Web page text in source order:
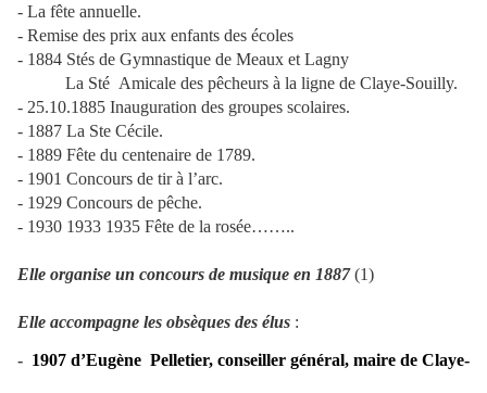
- La fête annuelle.
- Remise des prix aux enfants des écoles
- 1884 Stés de Gymnastique de Meaux et Lagny
La Sté Amicale des pêcheurs à la ligne de Claye-Souilly.
- 25.10.1885 Inauguration des groupes scolaires.
- 1887 La Ste Cécile.
- 1889 Fête du centenaire de 1789.
- 1901 Concours de tir à l’arc.
- 1929 Concours de pêche.
- 1930 1933 1935 Fête de la rosée……..
Elle organise un concours de musique en 1887(1)
Elle accompagne les obsèques des élus :
- 1907 d’Eugène Pelletier, conseiller général, maire de Claye-